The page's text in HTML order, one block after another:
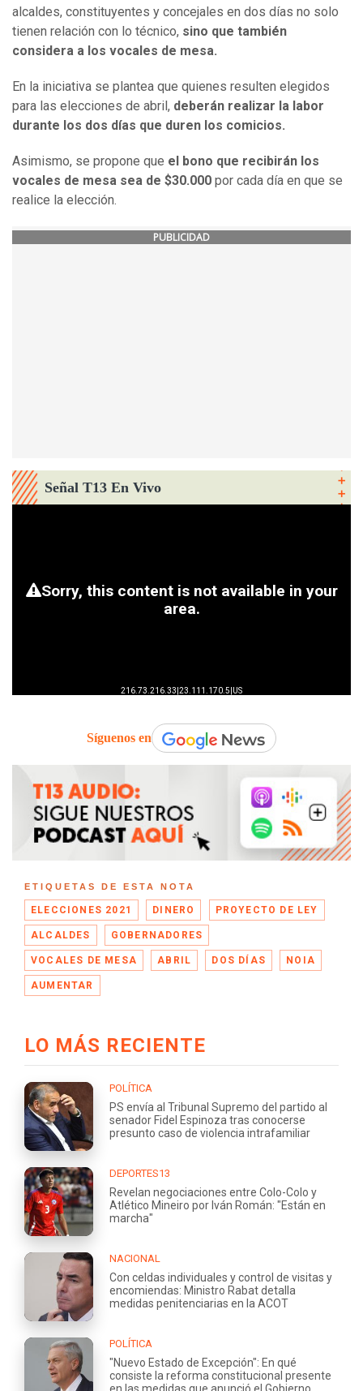
alcaldes, constituyentes y concejales en dos días no solo
tienen relación con lo técnico, sino que también
considera a los vocales de mesa.
En la iniciativa se plantea que quienes resulten elegidos
para las elecciones de abril, deberán realizar la labor
durante los dos días que duren los comicios.
Asimismo, se propone que el bono que recibirán los
vocales de mesa sea de $30.000 por cada día en que se
realice la elección.
PUBLICIDAD
Señal T13 En Vivo
Síguenos en
ETIQUETAS DE ESTA NOTA
ELECCIONES 2021 DINERO PROYECTO DE LEY
ALCALDES GOBERNADORES
VOCALES DE MESA ABRIL DOS DÍAS NOIA
AUMENTAR
LO MÁS RECIENTE
POLÍTICA
PS envía al Tribunal Supremo del partido al
senador Fidel Espinoza tras conocerse
presunto caso de violencia intrafamiliar
DEPORTES13
Revelan negociaciones entre Colo-Colo y
Atlético Mineiro por Iván Román: "Están en
marcha"
NACIONAL
Con celdas individuales y control de visitas y
encomiendas: Ministro Rabat detalla
medidas penitenciarias en la ACOT
POLÍTICA
"Nuevo Estado de Excepción": En qué
consiste la reforma constitucional presente
en las medidas que anunció el Gobierno